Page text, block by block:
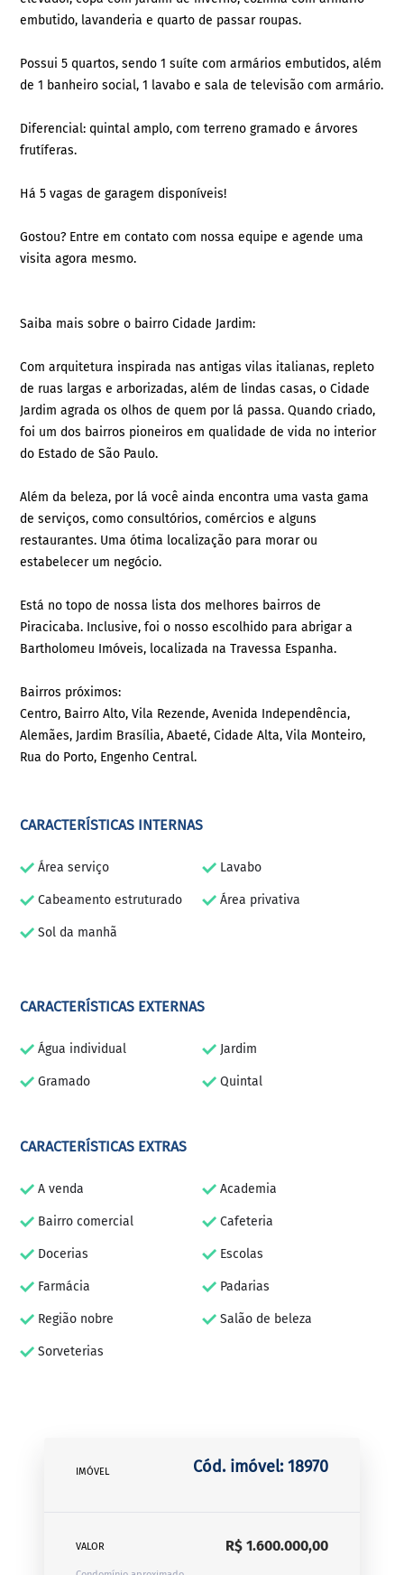
embutido, lavanderia e quarto de passar roupas.
Possui 5 quartos, sendo 1 suíte com armários embutidos, além
de 1 banheiro social, 1 lavabo e sala de televisão com armário.
Diferencial: quintal amplo, com terreno gramado e árvores
frutíferas.
Há 5 vagas de garagem disponíveis!
Gostou? Entre em contato com nossa equipe e agende uma
visita agora mesmo.
Saiba mais sobre o bairro Cidade Jardim:
Com arquitetura inspirada nas antigas vilas italianas, repleto
de ruas largas e arborizadas, além de lindas casas, o Cidade
Jardim agrada os olhos de quem por lá passa. Quando criado,
foi um dos bairros pioneiros em qualidade de vida no interior
do Estado de São Paulo.
Além da beleza, por lá você ainda encontra uma vasta gama
de serviços, como consultórios, comércios e alguns
restaurantes. Uma ótima localização para morar ou
estabelecer um negócio.
Está no topo de nossa lista dos melhores bairros de
Piracicaba. Inclusive, foi o nosso escolhido para abrigar a
Bartholomeu Imóveis, localizada na Travessa Espanha.
Bairros próximos:
Centro, Bairro Alto, Vila Rezende, Avenida Independência,
Alemães, Jardim Brasília, Abaeté, Cidade Alta, Vila Monteiro,
Rua do Porto, Engenho Central.
CARACTERÍSTICAS INTERNAS
Área serviço Lavabo
Cabeamento estruturado Área privativa
Sol da manhã
CARACTERÍSTICAS EXTERNAS
Água individual Jardim
Gramado Quintal
CARACTERÍSTICAS EXTRAS
A venda Academia
Bairro comercial Cafeteria
Docerias Escolas
Farmácia Padarias
Região nobre Salão de beleza
Sorveterias
IMÓVEL Cód. imóvel: 18970
VALOR R$ 1.600.000,00